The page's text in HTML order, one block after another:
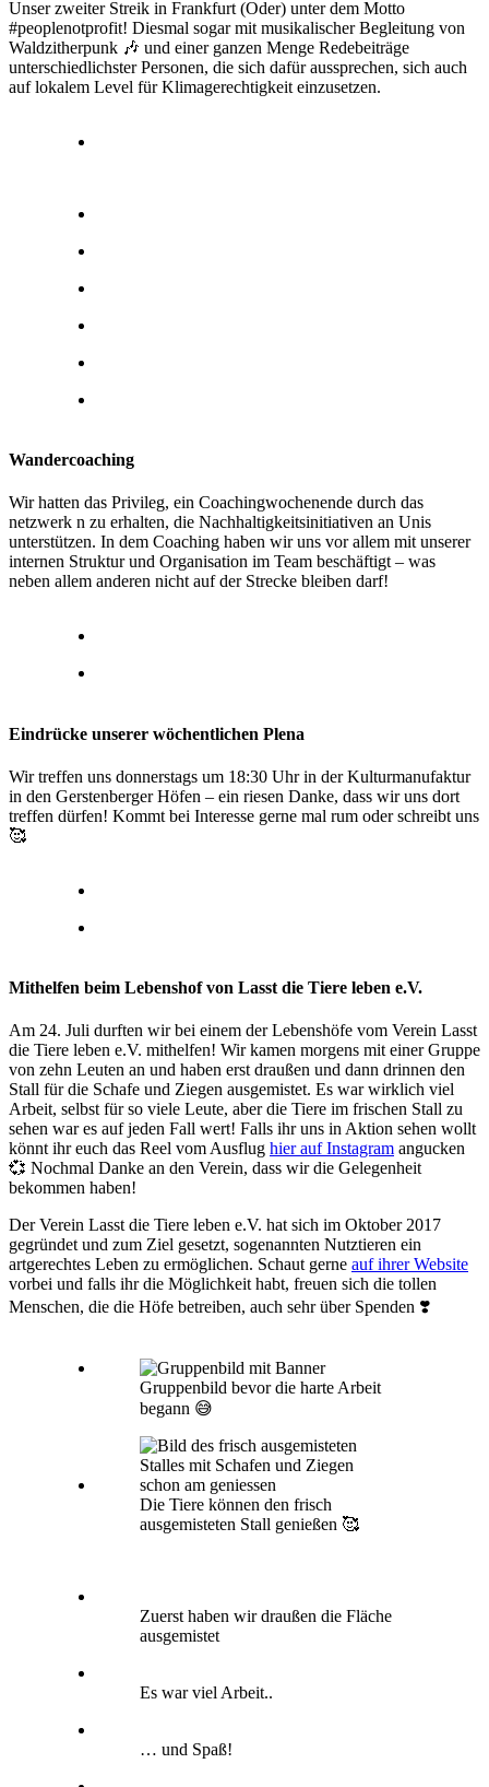
Unser zweiter Streik in Frankfurt (Oder) unter dem Motto
#peoplenotprofit! Diesmal sogar mit musikalischer Begleitung von
Waldzitherpunk 🎶 und einer ganzen Menge Redebeiträge
unterschiedlichster Personen, die sich dafür aussprechen, sich auch
auf lokalem Level für Klimagerechtigkeit einzusetzen.
Wandercoaching
Wir hatten das Privileg, ein Coachingwochenende durch das
netzwerk n zu erhalten, die Nachhaltigkeitsinitiativen an Unis
unterstützen. In dem Coaching haben wir uns vor allem mit unserer
internen Struktur und Organisation im Team beschäftigt – was
neben allem anderen nicht auf der Strecke bleiben darf!
Eindrücke unserer wöchentlichen Plena
Wir treffen uns donnerstags um 18:30 Uhr in der Kulturmanufaktur
in den Gerstenberger Höfen – ein riesen Danke, dass wir uns dort
treffen dürfen! Kommt bei Interesse gerne mal rum oder schreibt uns
🥰
Mithelfen beim Lebenshof von Lasst die Tiere leben e.V.
Am 24. Juli durften wir bei einem der Lebenshöfe vom Verein Lasst
die Tiere leben e.V. mithelfen! Wir kamen morgens mit einer Gruppe
von zehn Leuten an und haben erst draußen und dann drinnen den
Stall für die Schafe und Ziegen ausgemistet. Es war wirklich viel
Arbeit, selbst für so viele Leute, aber die Tiere im frischen Stall zu
sehen war es auf jeden Fall wert! Falls ihr uns in Aktion sehen wollt
könnt ihr euch das Reel vom Ausflug hier auf Instagram angucken
💞 Nochmal Danke an den Verein, dass wir die Gelegenheit
bekommen haben!
Der Verein Lasst die Tiere leben e.V. hat sich im Oktober 2017
gegründet und zum Ziel gesetzt, sogenannten Nutztieren ein
artgerechtes Leben zu ermöglichen. Schaut gerne auf ihrer Website
vorbei und falls ihr die Möglichkeit habt, freuen sich die tollen
Menschen, die die Höfe betreiben, auch sehr über Spenden ❣️
Gruppenbild bevor die harte Arbeit
begann 😅
Die Tiere können den frisch
ausgemisteten Stall genießen 🥰
Zuerst haben wir draußen die Fläche
ausgemistet
Es war viel Arbeit..
… und Spaß!